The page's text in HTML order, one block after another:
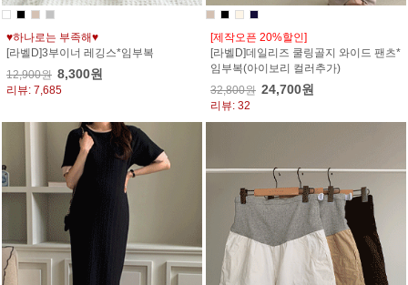
♥하나로는 부족해♥
[라벨D]3부이너 레깅스*임부복
12,900원 8,300원
리뷰: 7,685
[제작오픈 20%할인]
[라벨D]데일리즈 쿨링골지 와이드 팬츠*
임부복(아이보리 컬러추가)
32,800원 24,700원
리뷰: 32